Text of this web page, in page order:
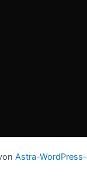
Astra-WordPress-